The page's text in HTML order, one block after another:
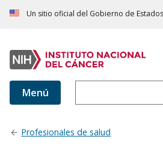
Un sitio oficial del Gobierno de
Menú
Profesionales de salud